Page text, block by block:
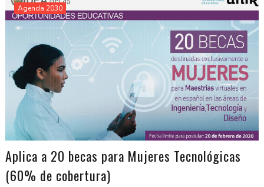
Agenda 2030
Aplica a 20 becas para Mujeres Tecnológicas
(60% de cobertura)